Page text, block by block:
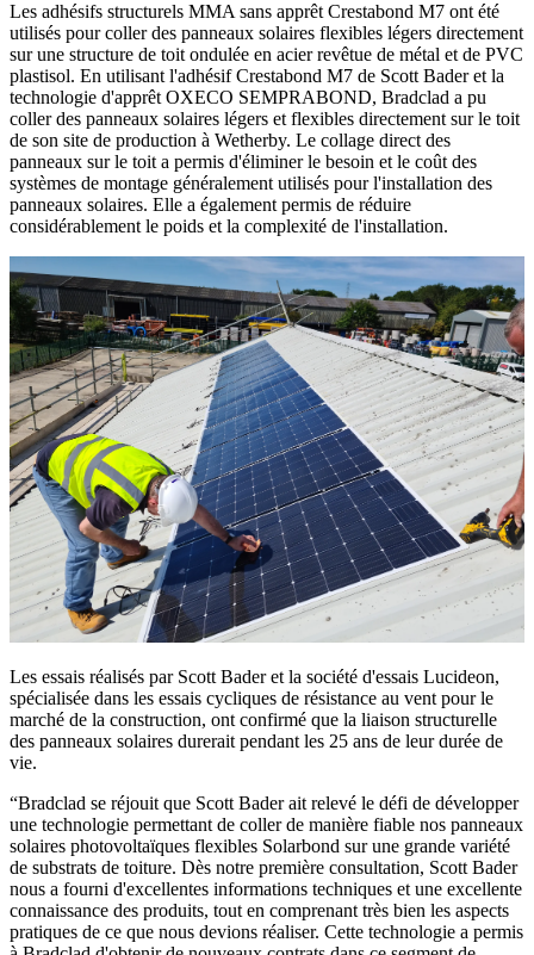
Les adhésifs structurels MMA sans apprêt Crestabond M7 ont été
utilisés pour coller des panneaux solaires flexibles légers directement
sur une structure de toit ondulée en acier revêtue de métal et de PVC
plastisol. En utilisant l'adhésif Crestabond M7 de Scott Bader et la
technologie d'apprêt OXECO SEMPRABOND, Bradclad a pu
coller des panneaux solaires légers et flexibles directement sur le toit
de son site de production à Wetherby. Le collage direct des
panneaux sur le toit a permis d'éliminer le besoin et le coût des
systèmes de montage généralement utilisés pour l'installation des
panneaux solaires. Elle a également permis de réduire
considérablement le poids et la complexité de l'installation.
Les essais réalisés par Scott Bader et la société d'essais Lucideon,
spécialisée dans les essais cycliques de résistance au vent pour le
marché de la construction, ont confirmé que la liaison structurelle
des panneaux solaires durerait pendant les 25 ans de leur durée de
vie.
Bradclad se réjouit que Scott Bader ait relevé le défi de développer
une technologie permettant de coller de manière fiable nos panneaux
solaires photovoltaïques flexibles Solarbond sur une grande variété
de substrats de toiture. Dès notre première consultation, Scott Bader
nous a fourni d'excellentes informations techniques et une excellente
connaissance des produits, tout en comprenant très bien les aspects
pratiques de ce que nous devions réaliser. Cette technologie a permis